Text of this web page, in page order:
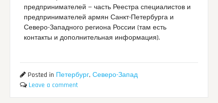
предпринимателей — часть Реестра специалистов и
предпринимателей армян Санкт-Петербурга и
Северо-Западного региона России (там есть
контакты и дополнительная информация).
Posted in Петербург,Северо-Запад
Leave a comment